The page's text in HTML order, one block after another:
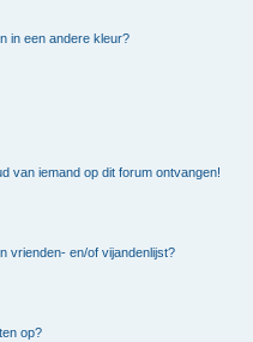
in een andere kleur?
van iemand op dit forum ontvangen!
vrienden- en/of vijandenlijst?
op?